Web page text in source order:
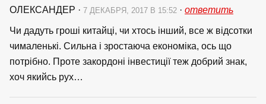
ОЛЕКСАНДЕР · 7 ДЕКАБРЯ, 2017 В 15:52 · ответить
Чи дадуть гроші китайці, чи хтось інший, все ж відсотки
чималенькі. Сильна і зростаюча економіка, ось що
потрібно. Проте закордоні інвестиції теж добрий знак,
хоч якийсь рух…